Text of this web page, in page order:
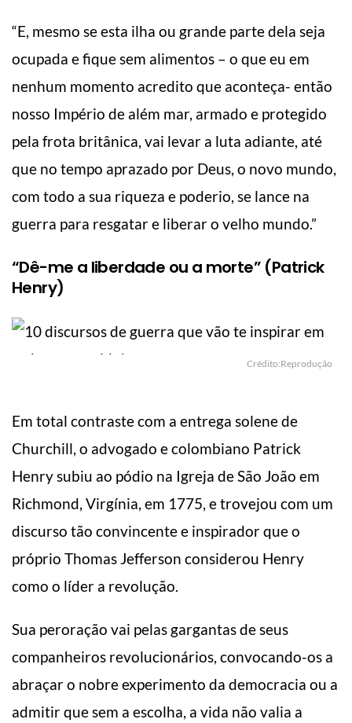
“E, mesmo se esta ilha ou grande parte dela seja
ocupada e fique sem alimentos – o que eu em
nenhum momento acredito que aconteça- então
nosso Império de além mar, armado e protegido
pela frota britânica, vai levar a luta adiante, até
que no tempo aprazado por Deus, o novo mundo,
com todo a sua riqueza e poderio, se lance na
guerra para resgatar e liberar o velho mundo.”
“Dê-me a liberdade ou a morte” (Patrick
Henry)
Crédito:Reprodução
Em total contraste com a entrega solene de
Churchill, o advogado e colombiano Patrick
Henry subiu ao pódio na Igreja de São João em
Richmond, Virgínia, em 1775, e trovejou com um
discurso tão convincente e inspirador que o
próprio Thomas Jefferson considerou Henry
como o líder a revolução.
Sua peroração vai pelas gargantas de seus
companheiros revolucionários, convocando-os a
abraçar o nobre experimento da democracia ou a
admitir que sem a escolha, a vida não valia a